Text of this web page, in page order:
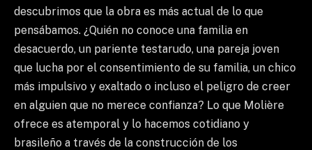
descubrimos que la obra es más actual de lo que
pensábamos. ¿Quién no conoce una familia en
desacuerdo, un pariente testarudo, una pareja joven
que lucha por el consentimiento de su familia, un chico
más impulsivo y exaltado o incluso el peligro de creer
en alguien que no merece confianza? Lo que Molière
ofrece es atemporal y lo hacemos cotidiano y
brasileño a través de la construcción de los